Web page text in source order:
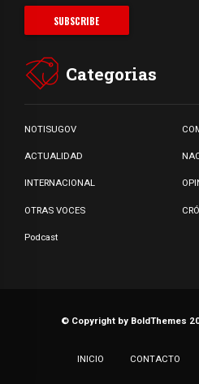
Categorias
NOTISUGOV
ACTUALIDAD
INTERNACIONAL
OTRAS VOCES
Podcast
© Copyright by BoldThemes
INICIO CONTACTO